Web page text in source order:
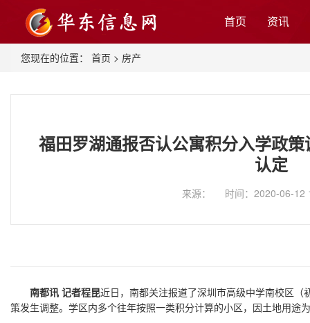
首页 资讯
您现在的位置： 首页 > 房产
福田罗湖通报否认公寓积分入学政
认定
来源： 时间：2020-06-
南都讯 记者程昆近日，南都关注报道了深圳市高级中学南校区
策发生调整。学区内多个往年按照一类积分计算的小区，因土地用途